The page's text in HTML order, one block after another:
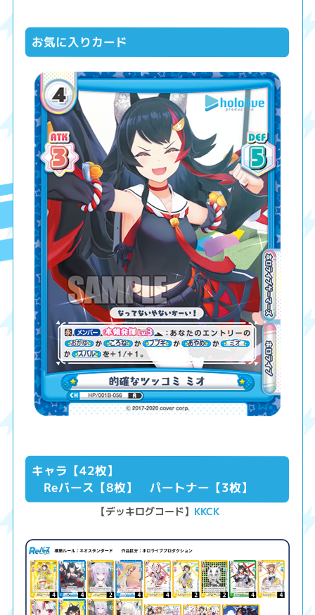
お気に入りカード
キャラ【42枚】
Reバース【8枚】 パートナー【3枚】
【デッキログコード】 KKCK